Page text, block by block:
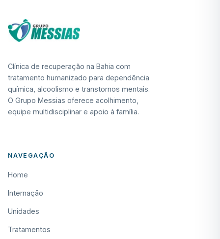
Clínica de recuperação na Bahia com
tratamento humanizado para dependência
química, alcoolismo e transtornos mentais.
O Grupo Messias oferece acolhimento,
equipe multidisciplinar e apoio à família.
NAVEGAÇÃO
Home
Internação
Unidades
Tratamentos